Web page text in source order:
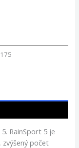
RainSport 5 je
zvýšený počet